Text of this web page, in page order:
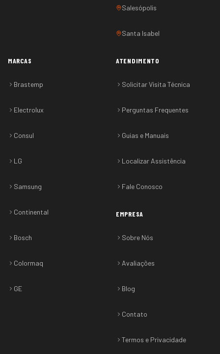
Salesópolis
Santa Isabel
MARCAS
Brastemp
Electrolux
Consul
LG
Samsung
Continental
Bosch
Colormaq
GE
ATENDIMENTO
Solicitar Visita Técnica
Perguntas Frequentes
Guias e Manuais
Localizar Assistência
Fale Conosco
EMPRESA
Sobre Nós
Avaliações
Blog
Contato
Termos e Privacidade